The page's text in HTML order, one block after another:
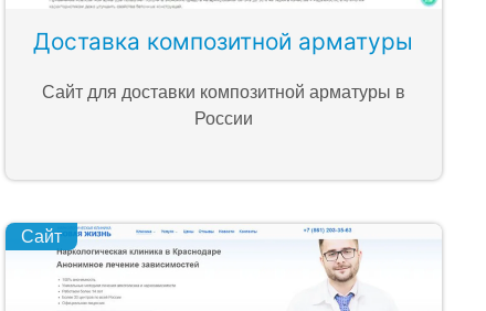
Доставка композитной арматуры
Сайт для доставки композитной арматуры в
России
Сайт